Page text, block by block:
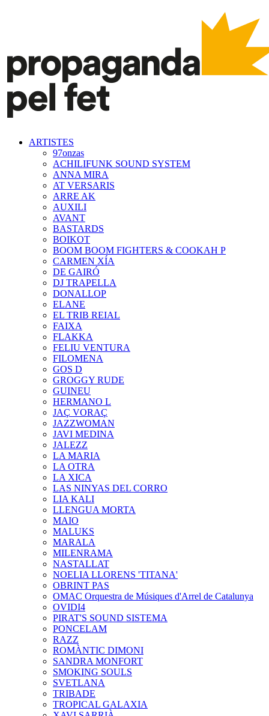
ARTISTES
97onzas
ACHILIFUNK SOUND SYSTEM
ANNA MIRA
AT VERSARIS
ARRE AK
AUXILI
AVANT
BASTARDS
BOIKOT
BOOM BOOM FIGHTERS & COOKAH P
CARMEN XÍA
DE GAIRÓ
DJ TRAPELLA
DONALLOP
ELANE
EL TRIB REIAL
FAIXA
FLAKKA
FELIU VENTURA
FILOMENA
GOS D
GROGGY RUDE
GUINEU
HERMANO L
JAÇ VORAÇ
JAZZWOMAN
JAVI MEDINA
JALEZZ
LA MARIA
LA OTRA
LA XICA
LAS NINYAS DEL CORRO
LIA KALI
LLENGUA MORTA
MAIO
MALUKS
MARALA
MILENRAMA
NASTALLAT
NOELIA LLORENS 'TITANA'
OBRINT PAS
OMAC Orquestra de Músiques d'Arrel de Catalunya
OVIDI4
PIRAT'S SOUND SISTEMA
PONCELAM
RAZZ
ROMÀNTIC DIMONI
SANDRA MONFORT
SMOKING SOULS
SVETLANA
TRIBADE
TROPICAL GALAXIA